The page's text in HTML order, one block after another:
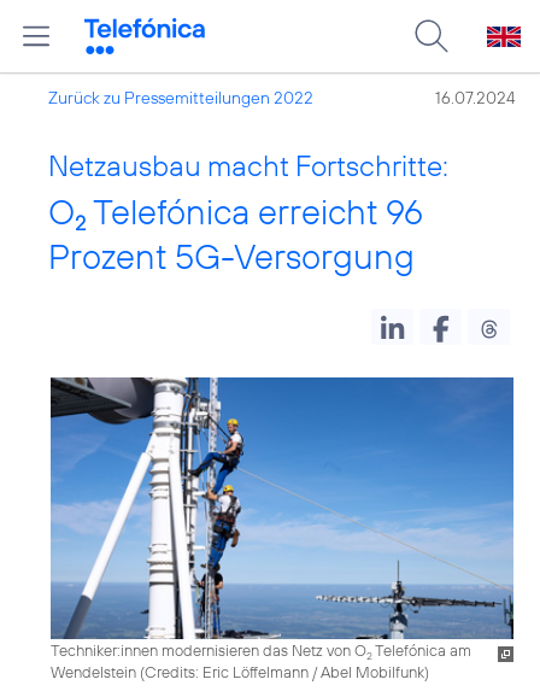
Zurück zu Pressemitteilungen 2022 16.07.2024
Netzausbau macht Fortschritte:
O2 Telefónica erreicht 96
Prozent 5G-Versorgung
Techniker:innen modernisieren das Netz von O2Telefónica am
Wendelstein (Credits: Eric Löffelmann / Abel Mobilfunk)